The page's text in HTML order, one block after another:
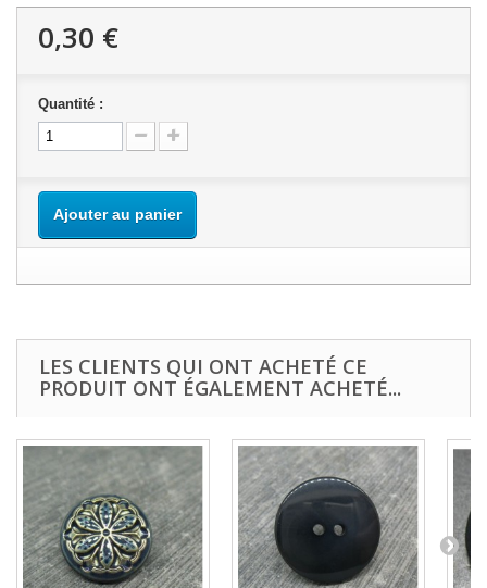
0,30 €
Quantité :
Ajouter au panier
LES CLIENTS QUI ONT ACHETÉ CE
PRODUIT ONT ÉGALEMENT ACHETÉ...